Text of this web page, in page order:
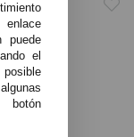
puede
el
botón